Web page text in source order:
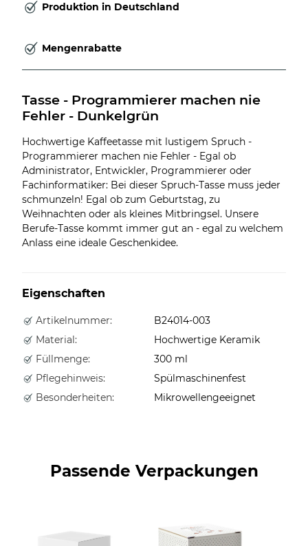
Produktion in Deutschland
Mengenrabatte
Tasse - Programmierer machen nie
Fehler - Dunkelgrün
Hochwertige Kaffeetasse mit lustigem Spruch -
Programmierer machen nie Fehler - Egal ob
Administrator, Entwickler, Programmierer oder
Fachinformatiker: Bei dieser Spruch-Tasse muss jeder
schmunzeln! Egal ob zum Geburtstag, zu
Weihnachten oder als kleines Mitbringsel. Unsere
Berufe-Tasse kommt immer gut an - egal zu welchem
Anlass eine ideale Geschenkidee.
Eigenschaften
Artikelnummer:
B24014-003
Material:
Hochwertige Keramik
Füllmenge:
300 ml
Pflegehinweis:
Spülmaschinenfest
Besonderheiten:
Mikrowellengeeignet
Passende Verpackungen